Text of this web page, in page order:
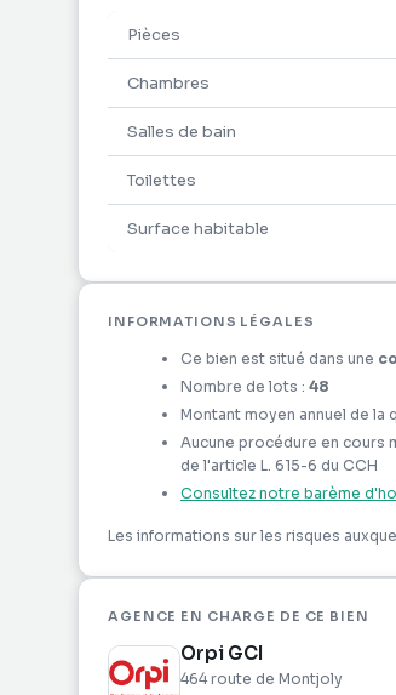
Résidence sécurisée :
rassurante d'un régisseur vivant
Profil Rentabilité &
Le bien est vendu loué, idéal
Loyer actuel : 1 022 € / mois
Une opportunité rare sur le
organiser une visite.
Référence agence : 2241
Pièces
Chambres
Salles de bain
Toilettes
Surface habitable
INFORMATIONS LÉGALES
Ce bien est situé dans une
Nombre de lots : 48
Montant moyen annuel de
Aucune procédure en cours
de l'article L. 615-6 du CCH
Consultez notre barème
Les informations sur les risques
AGENCE EN CHARGE DE CE BIEN
Orpi GCI
464 route de Montjoly